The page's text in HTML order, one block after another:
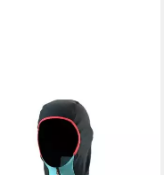
- in 3-4 Werktagen bei dir